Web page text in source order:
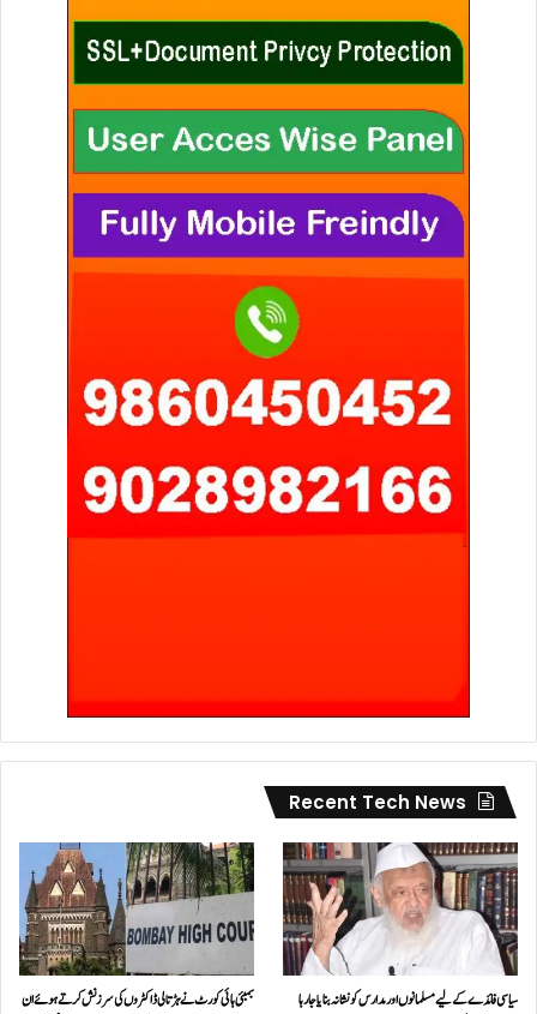
Recent Tech News
سیاسی فائدے کے لیے مسلمانوں اور مدارس کو نشانہ بنایا جا رہا
بمبئی ہائی کورٹ نے ہڑتالی ڈاکٹروں کی سرزنش کرتے ہوئے ان